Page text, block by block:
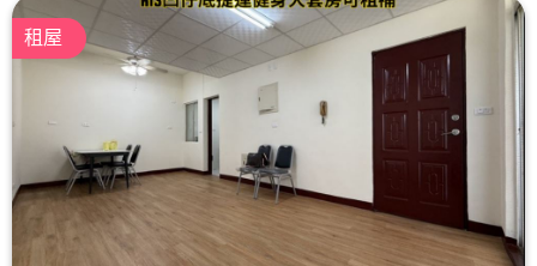
租屋